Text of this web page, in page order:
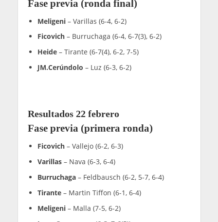
Fase previa (ronda final)
Meligeni– Varillas (6-4, 6-2)
Ficovich– Burruchaga (6-4, 6-7(3), 6-2)
Heide– Tirante (6-7(4), 6-2, 7-5)
JM.Cerúndolo – Luz (6-3, 6-2)
Resultados 22 febrero
Fase previa (primera ronda)
Ficovich– Vallejo (6-2, 6-3)
Varillas– Nava (6-3, 6-4)
Burruchaga– Feldbausch (6-2, 5-7, 6-4)
Tirante– Martin Tiffon (6-1, 6-4)
Meligeni– Malla (7-5, 6-2)